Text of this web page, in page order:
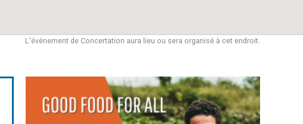
L'événement de Concertation aura lieu ou sera organisé à cet endroit.